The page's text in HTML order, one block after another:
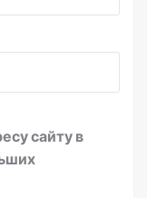
сайту в